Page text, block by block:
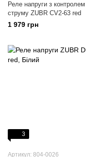
Реле напруги з контролем
струму ZUBR CV2-63 red
1 979 грн
3
Артикул: 804-0026